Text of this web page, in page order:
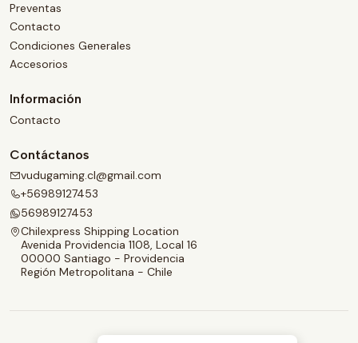
Preventas
Contacto
Condiciones Generales
Accesorios
Información
Contacto
Contáctanos
vudugaming.cl@gmail.com
+56989127453
56989127453
Chilexpress Shipping Location
Avenida Providencia 1108, Local 16
00000 Santiago - Providencia
Región Metropolitana - Chile